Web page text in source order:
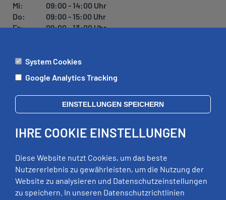
Mi:
09:00 - 14:00 Uhr
Do:
09:00 - 15:00 Uhr
Fr:
09:00 - 13:00 Uhr
ÄMTER
Di:
09:00 - 12:00 Uhr, 13:00 - 18:00 Uhr
Mi:
geschlossen
Fr:
09:00 - 12:00 Uhr
RECHTLICHES
System Cookies
Google Analytics Tracking
EINSTELLUNGEN SPEICHERN
IHRE COOKIE EINSTELLUNGEN
Diese Website nutzt Cookies, um das beste
Nutzererlebnis zu gewährleisten, um die Nutzung der
Website zu analysieren und Datenschutzeinstellungen
zu speichern. In unseren Datenschutzrichtlinien